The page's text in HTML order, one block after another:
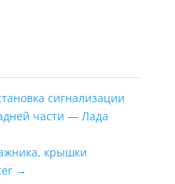
сигнализации
части — Лада
крышки
→